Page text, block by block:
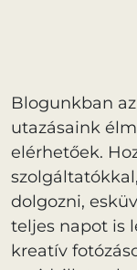
Blogunkban
utazásaink
elérhetőek.
dolgozni,
teljes napot is
kreatív